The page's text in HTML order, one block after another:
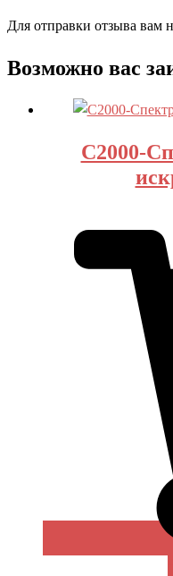
Для отправки отзыва вам
Возможно вас
С2000-